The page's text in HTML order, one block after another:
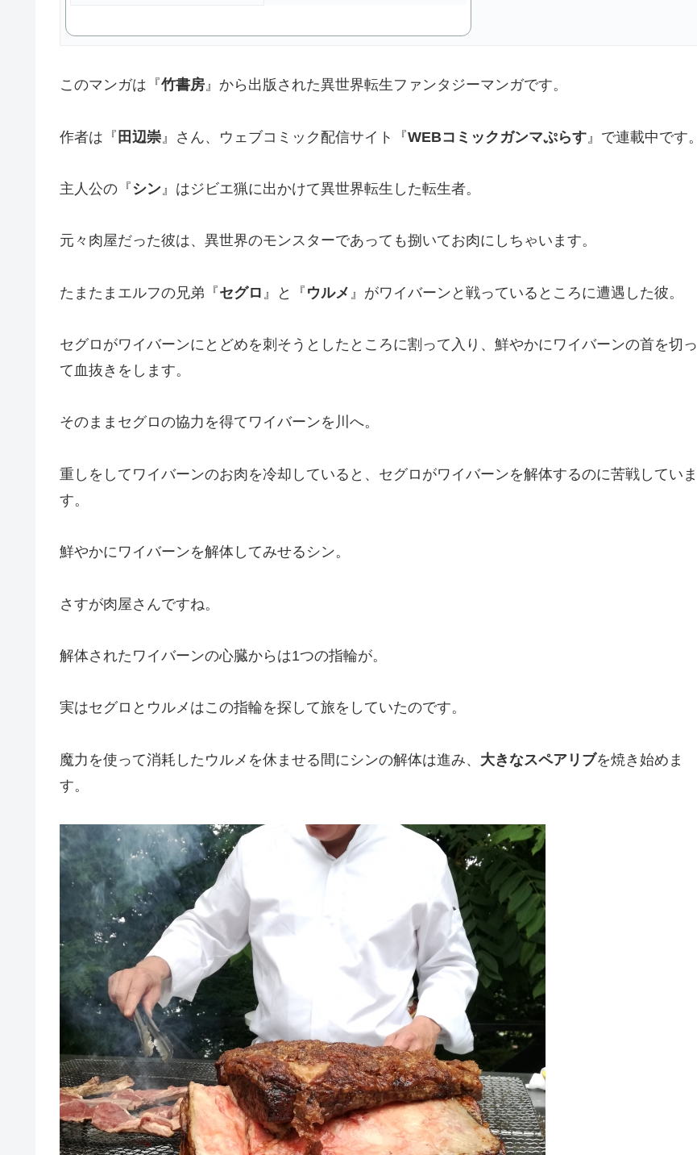
このマンガは『竹書房』から出版された異世界転生ファンタジーマンガです。
作者は『 田辺崇 』さん、ウェブコミック配信サイト『WEBコミックガンマぷらす 』で連載中です。
主人公の『 シン 』はジビエ猟に出かけて異世界転生した転生者。
元々肉屋だった彼は、異世界のモンスターであっても捌いてお肉にしちゃいます。
たまたまエルフの兄弟『セグロ 』と『 ウルメ 』がワイバーンと戦っているところに遭遇した彼。
セグロがワイバーンにとどめを刺そうとしたところに割って入り、鮮やかにワイバーンの首を切っ
て血抜きをします。
そのままセグロの協力を得てワイバーンを川へ。
重しをしてワイバーンのお肉を冷却していると、セグロがワイバーンを解体するのに苦戦していま
す。
鮮やかにワイバーンを解体してみせるシン。
さすが肉屋さんですね。
解体されたワイバーンの心臓からは1つの指輪が。
実はセグロとウルメはこの指輪を探して旅をしていたのです。
魔力を使って消耗したウルメを休ませる間にシンの解体は進み、 大きなスペアリブを焼き始めま
す。